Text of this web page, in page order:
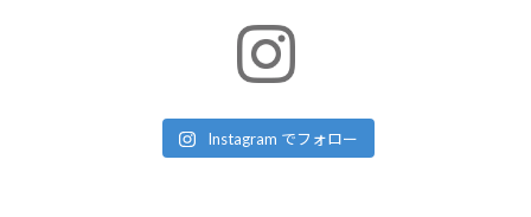
Instagram でフォロー